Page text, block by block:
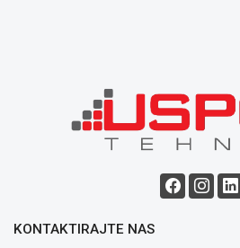
privatnosti
OUTLET
KONTAKTIRAJTE NAS